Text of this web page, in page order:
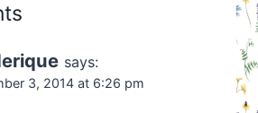
says:
3, 2014 at 6:26 pm